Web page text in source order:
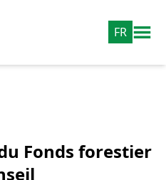
FR
Fonds forestier